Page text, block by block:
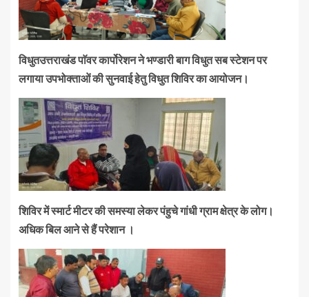
विधुतउत्तराखंड पाॅवर कार्पोरेशन ने भण्डारी बाग विधुत सब स्टेशन पर
लगाया उपभोक्ताओं की सुनवाई हेतु विधुत शिविर का आयोजन।
शिविर में स्मार्ट मीटर की समस्या लेकर पंहुचे गांधी ग्राम क्षेत्र के लोग।
अधिक बिल आने से हैं परेशान ।